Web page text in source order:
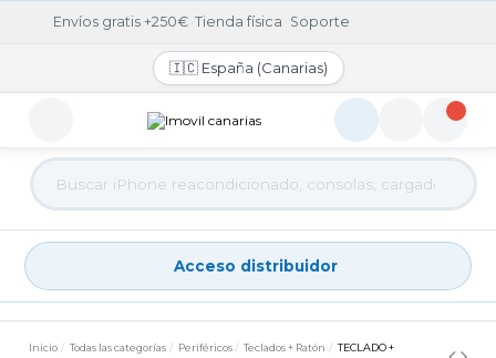
Envíos gratis +250€ ·Tienda física · Soporte
🇮🇨 España (Canarias)
Acceso distribuidor
Acceso distribuidor
Inicio Todas las categorías Periféricos Teclados + Ratón
TECLADO +